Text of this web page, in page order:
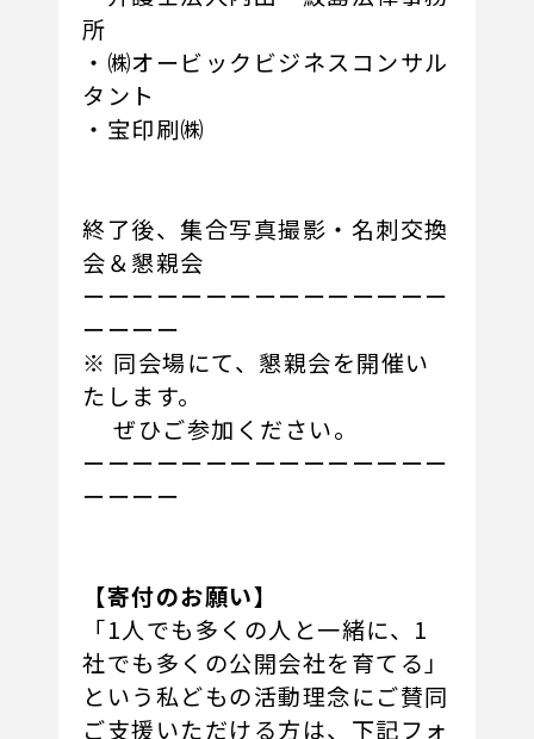
所
・㈱オービックビジネスコンサル
タント
・宝印刷㈱
終了後、集合写真撮影・名刺交換
会＆懇親会
ーーーーーーーーーーーーーーー
ーーーー
※ 同会場にて、懇親会を開催い
たします。
ぜひご参加ください。
ーーーーーーーーーーーーーーー
ーーーー
【寄付のお願い】
「1人でも多くの人と一緒に、1
社でも多くの公開会社を育てる」
という私どもの活動理念にご賛同
ご支援いただける方は、下記フォ